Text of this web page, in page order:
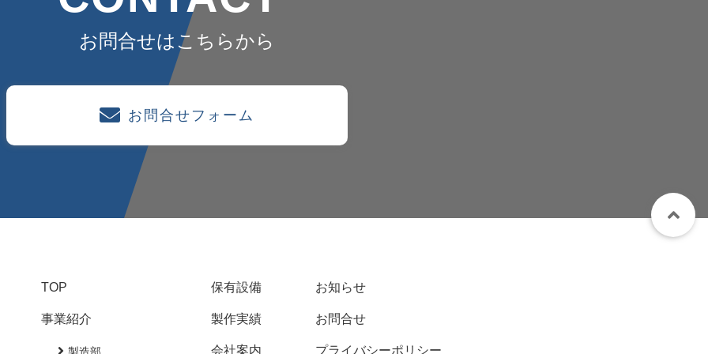
お問合せはこちらから
お問合せフォーム
TOP
事業紹介
製造部
保有設備
製作実績
会社案内
お知らせ
お問合せ
プライバシーポリシー